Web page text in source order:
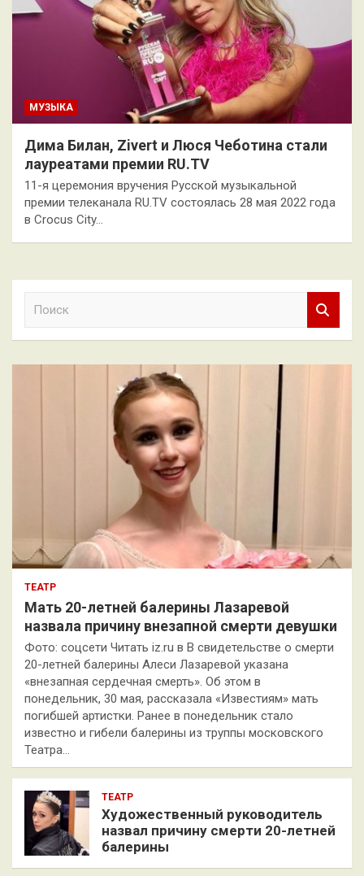
МУЗЫКА
Дима Билан, Zivert и Люся Чеботина стали
лауреатами премии RU.TV
11-я церемония вручения Русской музыкальной
премии телеканала RU.TV состоялась 28 мая 2022 года
в Crocus City…
к
ТЕАТР
Мать 20-летней балерины Лазаревой
назвала причину внезапной смерти девушки
Фото: соцсети Читать iz.ru в В свидетельстве о смерти
20-летней балерины Алеси Лазаревой указана
«внезапная сердечная смерть». Об этом в
понедельник, 30 мая, рассказала «Известиям» мать
погибшей артистки. Ранее в понедельник стало
известно и гибели балерины из труппы московского
Театра…
ТЕАТР
Художественный руководитель
назвал причину смерти 20-летней
балерины